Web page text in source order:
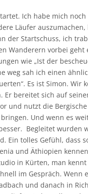
Ich habe mich
Läufer
der Startschuss, ich
Wanderern vorbei geht
wie „Ist der
weg sah ich einen
Es ist Simon. Wir
Er bereitet sich auf
und nutzt die
Und wenn es
Begleitet wurden
Ein tolles Gefühl, dass
und Äthiopien
in Kürten, man
im Gespräch. Wenn
und danach in